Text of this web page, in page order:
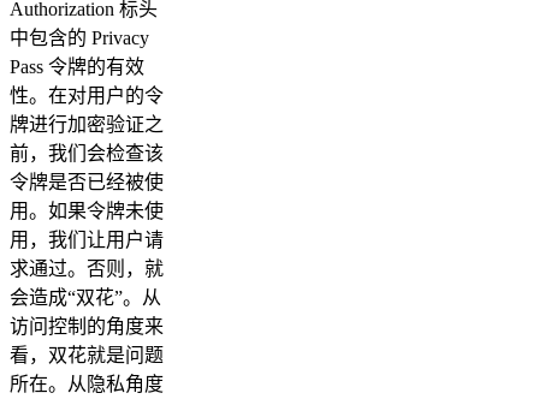
Authorization 标头
中包含的 Privacy
Pass 令牌的有效
性。在对用户的令
牌进行加密验证之
前，我们会检查该
令牌是否已经被使
用。如果令牌未使
用，我们让用户请
求通过。否则，就
会造成“双花”。从
访问控制的角度来
看，双花就是问题
所在。从隐私角度